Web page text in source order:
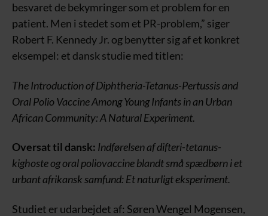
besvaret de bekymringer som et problem for en
patient. Men i stedet som et PR-problem,” siger
Robert F. Kennedy Jr. og benytter sig af et konkret
eksempel: et dansk studie med titlen:
The Introduction of Diphtheria-Tetanus-Pertussis and
Oral Polio Vaccine Among Young Infants in an Urban
African Community: A Natural Experiment.
Oversat til dansk: Indførelsen af difteri-tetanus-
kighoste og oral poliovaccine blandt små spædbørn i et
urbant afrikansk samfund: Et naturligt eksperiment.
Studiet er udarbejdet af: Søren Wengel Mogensen,